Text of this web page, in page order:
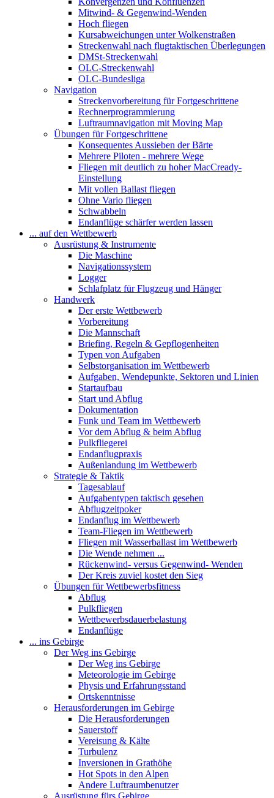
Mitwind- & Gegenwind-Wenden
Hoch fliegen
Kursabweichungen unter Wolkenstraßen
Streckenwahl nach flugtaktischen Überlegungen
DMSt-Streckenwahl
OLC-Streckenwahl
OLC-Bundesliga
Navigation
Streckenvorbereitung für Fortgeschrittene
Rechnerprogrammierung
Luftraumnavigation mit Moving Map
Übungen für Fortgeschrittene
Konsequentes Aussieben der Bärte
Mehrere Piloten - mehrere Wege
Fliegen mit deutlich zu hoher MacCready-
Einstellung
Mit vollen Ballast fliegen
Ohne Vario fliegen
Schwabbeln
Endanflüge schärfer werden lassen
... auf den Wettbewerb
Ausrüstung & Instrumente
Die Maschine
Navigationssystem
Logger
Schlafplatz für Flugzeug und Hänger
Handwerk
Der erste Wettbewerb
Vorbereitung
Die Mannschaft
Briefing, Regeln & Gepflogenheiten
Typen von Aufgaben
Selbstorganisation im Wettbewerb
Aufgaben, Wendepunkte, Sektoren und Linien
Startaufbau
Start und Abflug
Dokumentation
Funk und Team im Wettbewerb
Vor dem Abflug & beim Abflug
Pulkfliegerei
Endanflugpraxis
Außenlandung im Wettbewerb
Strategie & Taktik
Tagesablauf
Aufgabentypen taktisch gesehen
Abflugzeitpoker
Endanflug im Wettbewerb
Team-Fliegen im Wettbewerb
Fliegen mit Wasserballast im Wettbewerb
Die Wende nehmen ...
Rückenwind- versus Gegenwind- Wenden
Der Kreis zuviel kostet den Sieg
Übungen für Wettbewerbsfitness
Abflug
Pulkfliegen
Wettbewerbsdauerbelastung
Endanflüge
... ins Gebirge
Der Weg ins Gebirge
Der Weg ins Gebirge
Meteorologie im Gebirge
Physis und Erfahrungsstand
Ortskenntnisse
Herausforderungen im Gebirge
Die Herausforderungen
Sauerstoff
Vereisung & Kälte
Turbulenz
Inversionen in Grathöhe
Hot Spots in den Alpen
Andere Luftraumbenutzer
Ausrüstung fürs Gebirge